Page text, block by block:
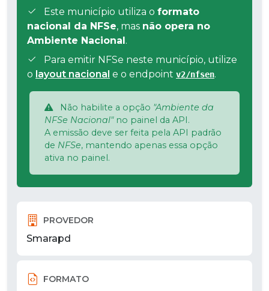
Este município utiliza o formato
nacional da NFSe, mas não opera no
Ambiente Nacional .
Para emitir NFSe neste município, utilize
o layout nacional e o endpoint v2/nfsen.
Não habilite a opção "Ambiente da
NFSe Nacional"no painel da API.
A emissão deve ser feita pela API padrão
de NFSe, mantendo apenas essa opção
ativa no painel.
PROVEDOR
Smarapd
FORMATO